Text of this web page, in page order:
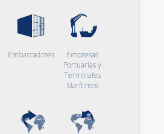
Embarcadores
Empresas
Portuarias y
Terminales
Marítimos